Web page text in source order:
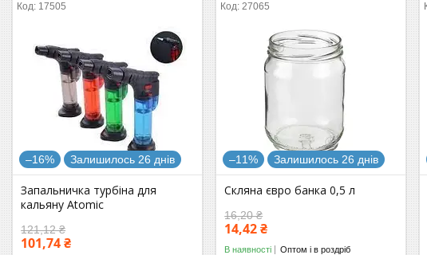
17505
–16% Залишилось 26 днів
Запальничка турбіна для
кальяну Atomic
121,12 ₴
101,74 ₴
27065
–11% Залишилось 26 днів
Скляна євро банка 0,5 л
16,20 ₴
14,42 ₴
В наявності Оптом і в роздріб